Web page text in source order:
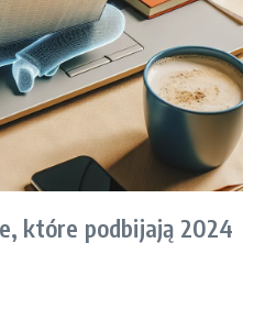
które podbijają 2024